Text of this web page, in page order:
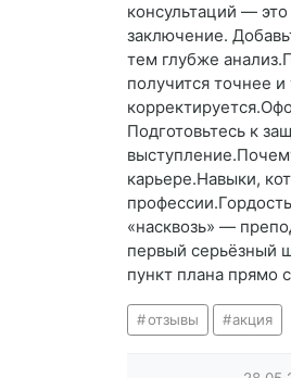
консультаций —
заключение.
тем глубже
получится точнее
Подготовьтесь к
карьере.Навыки,
«насквозь» —
первый серьёзный
пункт плана прямо
отзывы акция